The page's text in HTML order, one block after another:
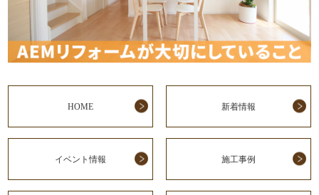
HOME 新着情報
イベント情報 施工事例